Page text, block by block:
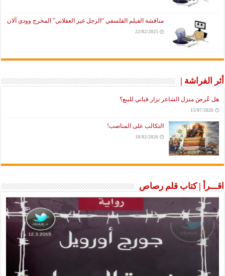
مناقشة الفيلم الفلسفي “الرجل غير العقلاني” المخرج وودي آلان
22/02/2025
أثر الفراشة |
هل عُرضَ منزل الشاعر نزار قباني للبيع؟
15/07/2026
التكالب على المناصب!
18/02/2026
اقـــرأ | كتاب قلم رصاص